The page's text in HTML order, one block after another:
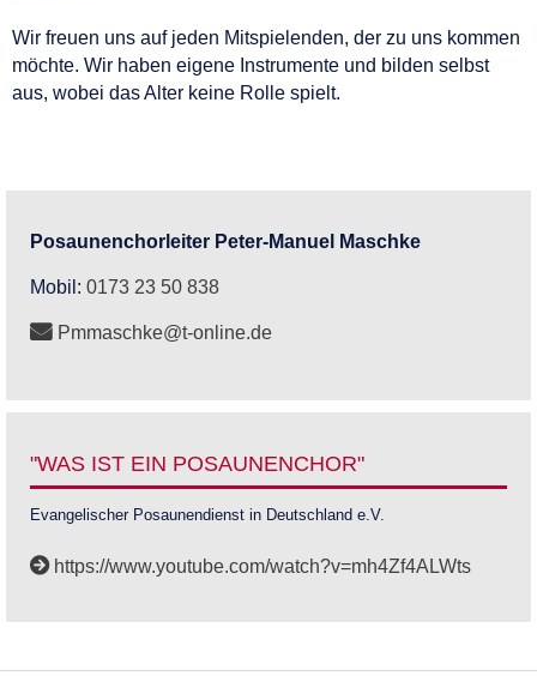
Wir freuen uns auf jeden Mitspielenden, der zu uns kommen
möchte. Wir haben eigene Instrumente und bilden selbst
aus, wobei das Alter keine Rolle spielt.
Posaunenchorleiter Peter-Manuel Maschke
Mobil: 0173 23 50 838
Pmmaschke@t-online.de
"WAS IST EIN POSAUNENCHOR"
Evangelischer Posaunendienst in Deutschland e.V.
https://www.youtube.com/watch?v=mh4Zf4ALWts